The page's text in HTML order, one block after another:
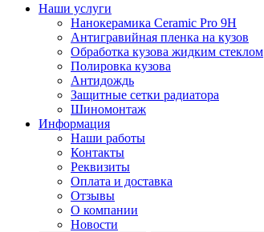
Наши услуги
Нанокерамика Ceramic Pro 9H
Антигравийная пленка на кузов
Обработка кузова жидким стеклом
Полировка кузова
Антидождь
Защитные сетки радиатора
Шиномонтаж
Информация
Наши работы
Контакты
Реквизиты
Оплата и доставка
Отзывы
О компании
Новости